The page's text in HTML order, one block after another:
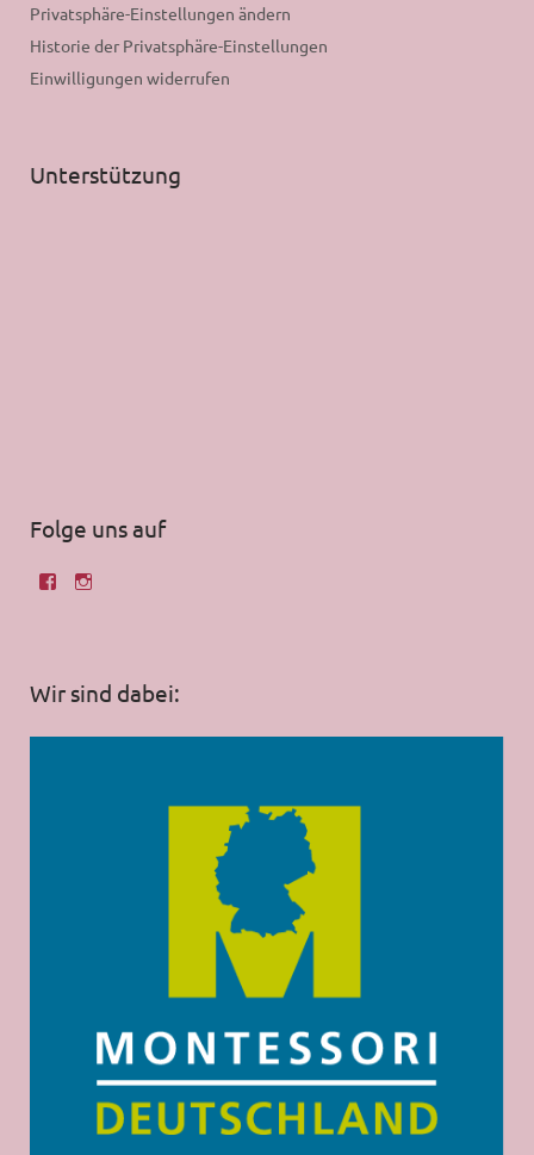
Privatsphäre-Einstellungen ändern
Historie der Privatsphäre-Einstellungen
Einwilligungen widerrufen
Unterstützung
Folge uns auf
Wir sind dabei: